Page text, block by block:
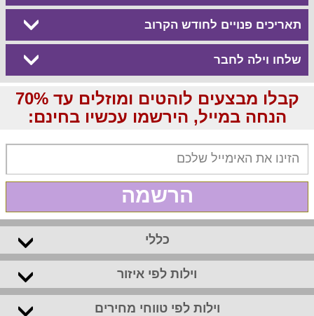
תאריכים פנויים לחודש הקרוב
שלחו וילה לחבר
קבלו מבצעים לוהטים ומוזלים עד 70%
הנחה במייל, הירשמו עכשיו בחינם:
הרשמה
כללי
וילות לפי איזור
וילות לפי טווחי מחירים